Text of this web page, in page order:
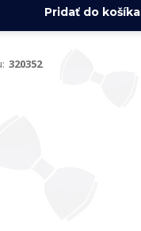
Pridať do košíka
320352